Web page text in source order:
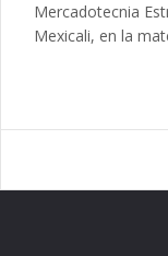
Mercadotecnia
Mexicali, en la